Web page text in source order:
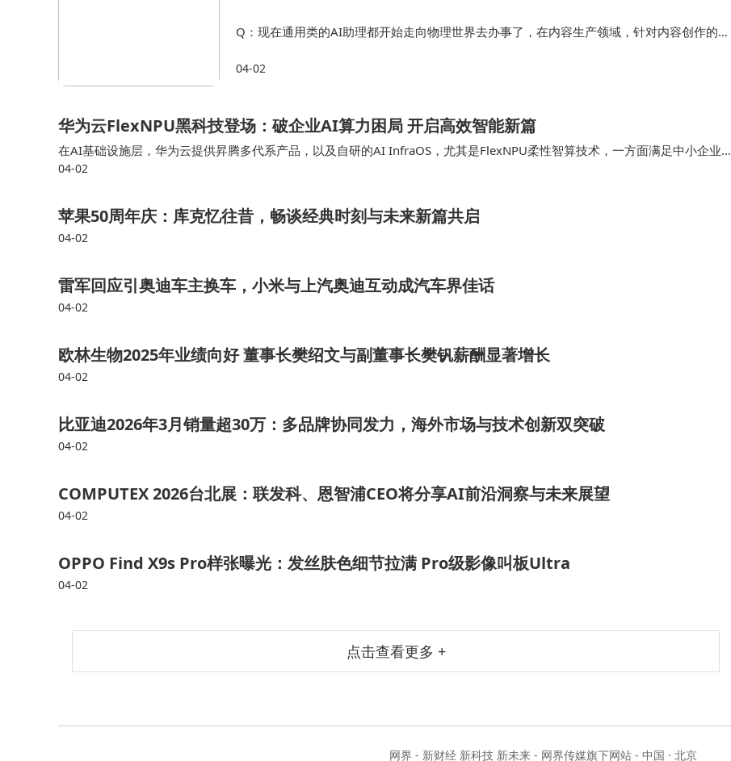
Q：现在通用类的AI助理都开始走向物理世界去办事了，在内容生产领域，针对内容创作的垂
物理AI和世界大模型，有必然的联系吗…
04-02
华为云FlexNPU黑科技登场：破企业AI算力困局 开启高效智能新篇
在AI基础设施层，华为云提供昇腾多代系产品，以及自研的AI InfraOS，尤其是FlexNPU柔性智算技术，一方面满足中小企业小
模型训练场景，另一方面通过弹性调度能够大幅提升资源利用率。 大模型推理方面…
04-02
苹果50周年庆：库克忆往昔，畅谈经典时刻与未来新篇共启
04-02
雷军回应引奥迪车主换车，小米与上汽奥迪互动成汽车界佳话
04-02
欧林生物2025年业绩向好 董事长樊绍文与副董事长樊钒薪酬显著增长
04-02
比亚迪2026年3月销量超30万：多品牌协同发力，海外市场与技术创新双突破
04-02
COMPUTEX 2026台北展：联发科、恩智浦CEO将分享AI前沿洞察与未来展望
04-02
OPPO Find X9s Pro样张曝光：发丝肤色细节拉满 Pro级影像叫板Ultra
04-02
点击查看更多 +
网界 - 新财经 新科技 新未来 - 网界传媒旗下网站 - 中国 · 北京